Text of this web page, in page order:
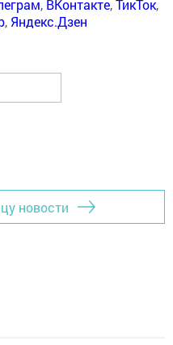
, ВКонтакте,ТикТок,
, Яндекс.Дзен
новости